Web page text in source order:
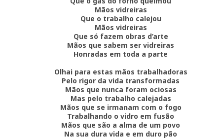
Mãos vidreiras
Que o trabalho calejou
Mãos vidreiras
Que só fazem obras d’arte
Mãos que sabem ser vidreiras
Honradas em toda a parte
Olhai para estas mãos trabalhadoras
Pelo rigor da vida transformadas
Mãos que nunca foram ociosas
Mas pelo trabalho calejadas
Mãos que se irmanam com o fogo
Trabalhando o vidro em fusão
Mãos que são a alma de um povo
Na sua dura vida e em duro pão